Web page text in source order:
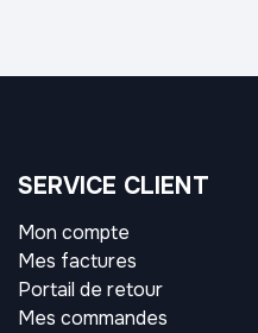
SERVICE CLIENT
Mon compte
Mes factures
Portail de retour
Mes commandes